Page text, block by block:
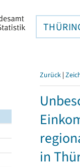
Zurück |
in